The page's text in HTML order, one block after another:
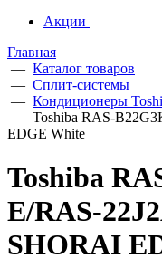
Акции
Главная
— Каталог товаров
— Сплит-системы
— Кондиционеры
— Toshiba RAS-
EDGE White
Toshiba
E/RAS-
SHORAI